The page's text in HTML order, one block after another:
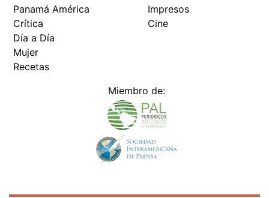
Panamá América
Crítica
Día a Día
Mujer
Recetas
Impresos
Cine
Miembro de: